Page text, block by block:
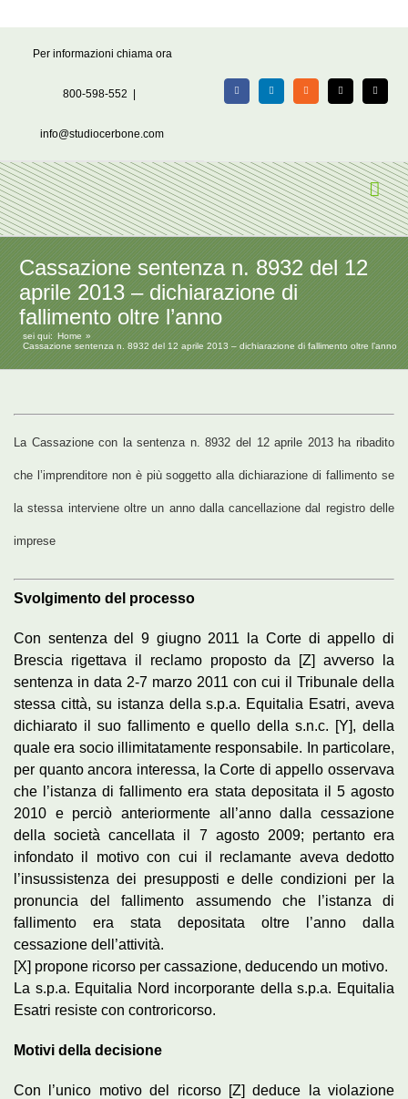
Per informazioni chiama ora
800-598-552
info@studiocerbone.com
FacebookLinkedIn Rss X Email
Cassazione sentenza n. 8932 del 12
aprile 2013 – dichiarazione di
fallimento oltre l’anno
sei qui:
Home
Cassazione sentenza n. 8932 del 12 aprile 2013 – dichiarazione di fallimento oltre l’anno
La Cassazione con la sentenza n. 8932 del 12 aprile 2013 ha ribadito
che l’imprenditore non è più soggetto alla dichiarazione di fallimento se
la stessa interviene oltre un anno dalla cancellazione dal registro delle
imprese
Svolgimento del processo
Con sentenza del 9 giugno 2011 la Corte di appello di
Brescia rigettava il reclamo proposto da [Z] avverso la
sentenza in data 2-7 marzo 2011 con cui il Tribunale della
stessa città, su istanza della s.p.a. Equitalia Esatri, aveva
dichiarato il suo fallimento e quello della s.n.c. [Y], della
quale era socio illimitatamente responsabile. In particolare,
per quanto ancora interessa, la Corte di appello osservava
che l’istanza di fallimento era stata depositata il 5 agosto
2010 e perciò anteriormente all’anno dalla cessazione
della società cancellata il 7 agosto 2009; pertanto era
infondato il motivo con cui il reclamante aveva dedotto
l’insussistenza dei presupposti e delle condizioni per la
pronuncia del fallimento assumendo che l’istanza di
fallimento era stata depositata oltre l’anno dalla
cessazione dell’attività.
[X] propone ricorso per cassazione, deducendo un motivo.
La s.p.a. Equitalia Nord incorporante della s.p.a. Equitalia
Esatri resiste con controricorso.
Motivi della decisione
Con l’unico motivo del ricorso [Z] deduce la violazione